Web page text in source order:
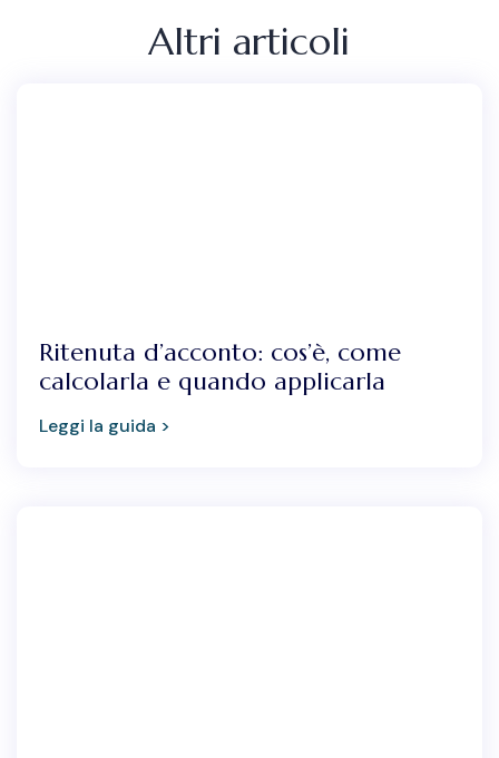
Altri articoli
Ritenuta d’acconto: cos’è, come
calcolarla e quando applicarla
Leggi la guida >